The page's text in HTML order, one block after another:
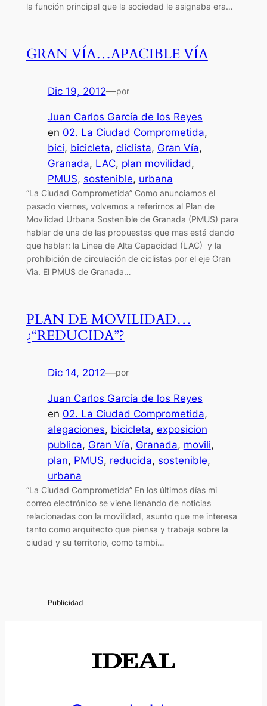
la función principal que la sociedad le asignaba era…
GRAN VÍA…APACIBLE VÍA
Dic 19, 2012—por
Juan Carlos García de los Reyes
en 02. La Ciudad Comprometida
bici, bicicleta, cliclista, Gran Vía
Granada, LAC, plan movilidad
PMUS, sostenible, urbana
“La Ciudad Comprometida” Como anunciamos el
pasado viernes, volvemos a referirnos al Plan de
Movilidad Urbana Sostenible de Granada (PMUS) para
hablar de una de las propuestas que mas está dando
que hablar: la Linea de Alta Capacidad (LAC) y la
prohibición de circulación de ciclistas por el eje Gran
Via. El PMUS de Granada…
PLAN DE MOVILIDAD…
¿“REDUCIDA”?
Dic 14, 2012—por
Juan Carlos García de los Reyes
en 02. La Ciudad Comprometida
alegaciones, bicicleta, exposicion
publica, Gran Vía, Granada, movili
plan, PMUS, reducida, sostenible
urbana
“La Ciudad Comprometida” En los últimos días mi
correo electrónico se viene llenando de noticias
relacionadas con la movilidad, asunto que me interesa
tanto como arquitecto que piensa y trabaja sobre la
ciudad y su territorio, como tambi…